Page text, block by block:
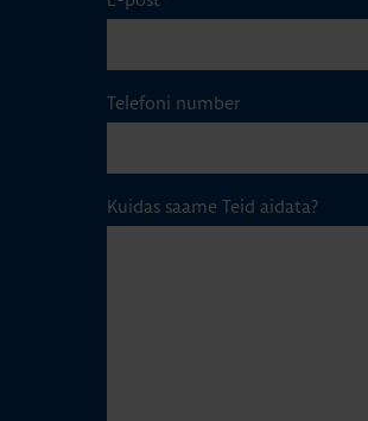
Telefoni number
Kuidas saame Teid aidata?